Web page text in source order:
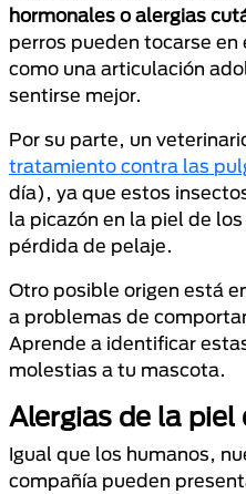
hormonales o alergias
perros pueden tocarse en
como una articulación
sentirse mejor.
Por su parte, un
tratamiento contra las
día), ya que estos
la picazón en la piel de
pérdida de pelaje.
Otro posible origen está
a problemas de
Aprende a identificar
molestias a tu mascota.
Alergias de la piel
Igual que los humanos,
compañía pueden